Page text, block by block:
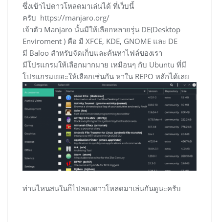
ซึ่งเข้าไปดาวโหลดมาเล่นได้ ที่เว็บนี้
ครับ https://manjaro.org/
เจ้าตัว Manjaro นั้นมีให้เลือกหลายรุ่น DE(Desktop
Enviroment ) คือ มี XFCE, KDE, GNOME และ DE
มี Baloo สำหรับจัดเก็บและค้นหาไฟล์ของเรา
มีโปรแกรมให้เลือกมากมาย เหมือนๆ กับ Ubuntu ที่มี
โปรแกรมเยอะให้เลือกเช่นกัน หาใน REPO หลักได้เลย
ท่านไหนสนในก็ไปลองดาวโหลดมาเล่นกันดูนะครับ